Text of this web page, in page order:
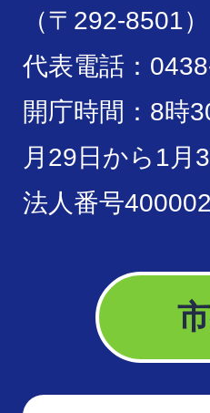
（〒292-8501）
代表電話：
開庁時間：8時
月29日から1月
法人番号